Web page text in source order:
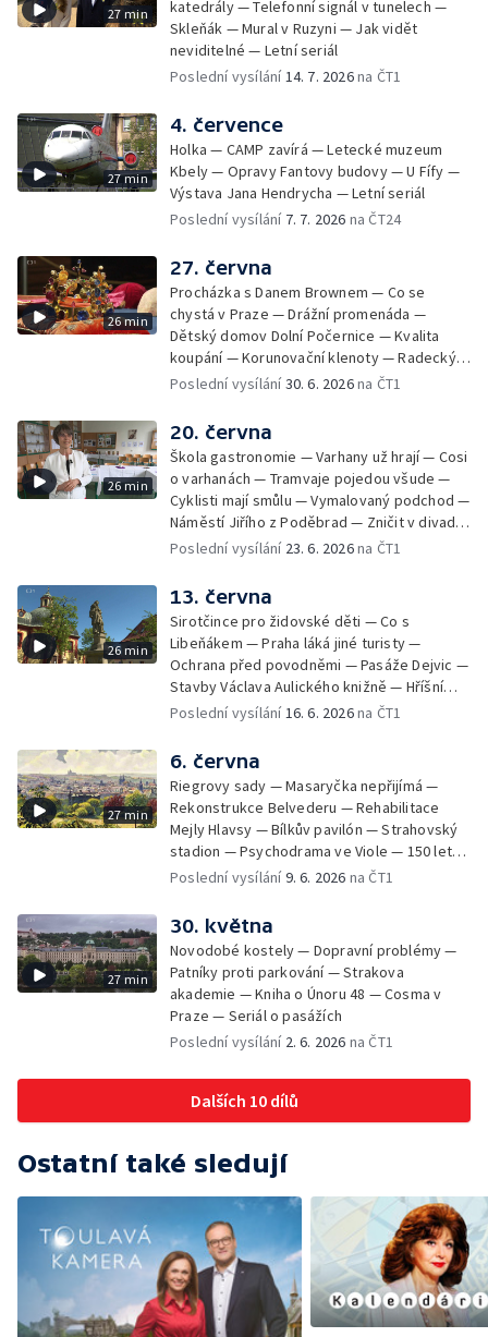
27 min
katedrály — Telefonní signál v tunelech —
Skleňák — Mural v Ruzyni — Jak vidět
neviditelné — Letní seriál
Poslední vysílání14. 7. 2026na ČT1
27 min
4. července
Holka — CAMP zavírá — Letecké muzeum
Kbely — Opravy Fantovy budovy — U Fífy —
Výstava Jana Hendrycha — Letní seriál
Poslední vysílání 7. 7. 2026 na ČT24
26 min
27. června
Procházka s Danem Brownem — Co se
chystá v Praze — Drážní promenáda —
Dětský domov Dolní Počernice — Kvalita
koupání — Korunovační klenoty — Radecký
zpátky na Malostranské náměstí — 50 let
Poslední vysílání30. 6. 2026na ČT1
26 min
20. června
Škola gastronomie — Varhany už hrají — Cosi
o varhanách — Tramvaje pojedou všude —
Cyklisti mají smůlu — Vymalovaný podchod —
Náměstí Jiřího z Poděbrad — Zničit v divadle
Komedie — Den otevřených dveří — Letní
Poslední vysílání 23. 6. 2026na ČT1
26 min
13. června
Sirotčince pro židovské děti — Co s
Libeňákem — Praha láká jiné turisty —
Ochrana před povodněmi — Pasáže Dejvic —
Stavby Václava Aulického knižně — Hříšní
lidé v Divadle ABC — Kunratice
Poslední vysílání16. 6. 2026na ČT1
27 min
6. června
Riegrovy sady — Masaryčka nepřijímá —
Rekonstrukce Belvederu — Rehabilitace
Mejly Hlavsy — Bílkův pavilón — Strahovský
stadion — Psychodrama ve Viole — 150 let
od smrti Františka Palackého —
Poslední vysílání9. 6. 2026 na ČT1
27 min
30. května
Novodobé kostely — Dopravní problémy —
Patníky proti parkování — Strakova
akademie — Kniha o Únoru 48 — Cosma v
Praze — Seriál o pasážích
Poslední vysílání 2. 6. 2026 na ČT1
Dalších 10 dílů
Ostatní také sledují